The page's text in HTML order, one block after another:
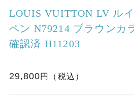
LOUIS VUITTON LV ル
ペン N79214 ブラウンカ
確認済 H11203
29,800